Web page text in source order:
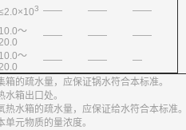
3 —— ——
——
10.0～
—— ——
——
10.0～
—— ——
—
的疏水量，应保证锅水符合本标准。
箱出口处。
热水箱的疏水量，应保证给水符合本标准
元物质的量浓度。